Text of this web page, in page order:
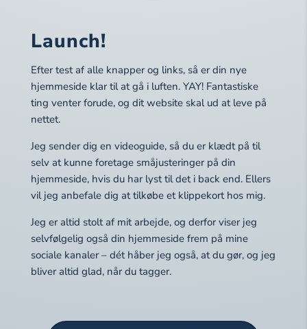
Launch!
Efter test af alle knapper og links, så er din nye
hjemmeside klar til at gå i luften. YAY! Fantastiske
ting venter forude, og dit website skal ud at leve på
nettet.
Jeg sender dig en videoguide, så du er klædt på til
selv at kunne foretage småjusteringer på din
hjemmeside, hvis du har lyst til det i back end. Ellers
vil jeg anbefale dig at tilkøbe et klippekort hos mig.
Jeg er altid stolt af mit arbejde, og derfor viser jeg
selvfølgelig også din hjemmeside frem på mine
sociale kanaler – dét håber jeg også, at du gør, og jeg
bliver altid glad, når du tagger.